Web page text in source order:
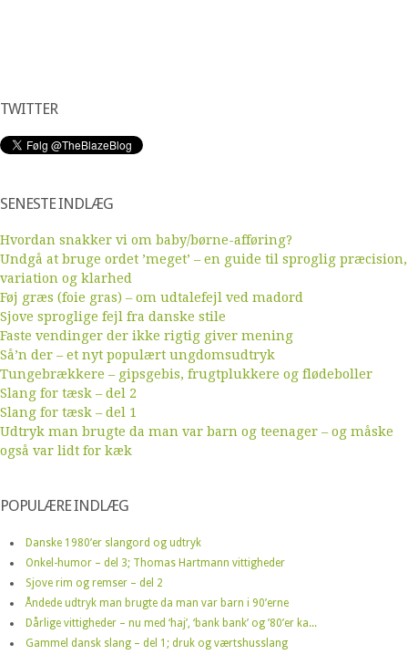
TWITTER
SENESTE INDLÆG
Hvordan snakker vi om baby/børne-afføring?
Undgå at bruge ordet ’meget’ – en guide til sproglig præcision,
variation og klarhed
Føj græs (foie gras) – om udtalefejl ved madord
Sjove sproglige fejl fra danske stile
Faste vendinger der ikke rigtig giver mening
Så’n der – et nyt populært ungdomsudtryk
Tungebrækkere – gipsgebis, frugtplukkere og flødeboller
Slang for tæsk – del 2
Slang for tæsk – del 1
Udtryk man brugte da man var barn og teenager – og måske
også var lidt for kæk
POPULÆRE INDLÆG
Danske 1980’er slangord og udtryk
Onkel-humor – del 3; Thomas Hartmann vittigheder
Sjove rim og remser – del 2
Åndede udtryk man brugte da man var barn i 90’erne
Dårlige vittigheder – nu med ‘haj’, ‘bank bank’ og ’80’er ka...
Gammel dansk slang – del 1; druk og værtshusslang